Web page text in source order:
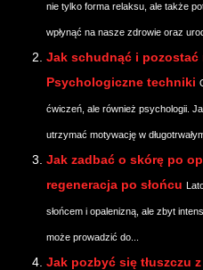
nie tylko forma relaksu, ale także
wpłynąć na nasze zdrowie oraz
Jak schudnąć i pozostać
Psychologiczne techniki
ćwiczeń, ale również psychologii.
utrzymać motywację w
Jak zadbać o skórę po
regeneracja po słońcu
słońcem i opalenizną, ale zbyt
może prowadzić do...
Jak pozbyć się tłuszczu